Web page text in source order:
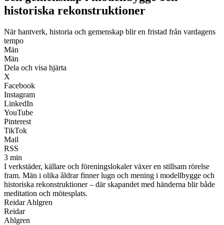
historiska rekonstruktioner
När hantverk, historia och gemenskap blir en fristad från vardagens
tempo
Män
Män
Dela och visa hjärta
X
Facebook
Instagram
LinkedIn
YouTube
Pinterest
TikTok
Mail
RSS
3 min
I verkstäder, källare och föreningslokaler växer en stillsam rörelse
fram. Män i olika åldrar finner lugn och mening i modellbygge och
historiska rekonstruktioner – där skapandet med händerna blir både
meditation och mötesplats.
Reidar Ahlgren
Reidar
Ahlgren